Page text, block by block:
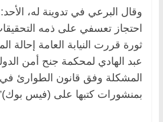
وقال البرعي في تدوينة له،
احتجاز تعسفي على ذمه
ثورة قررت النيابة العامة
عبد الهادي لمحكمة جنح أمن
المشكلة وفق قانون الطوارئ
بمنشورات كتبها على (فيس